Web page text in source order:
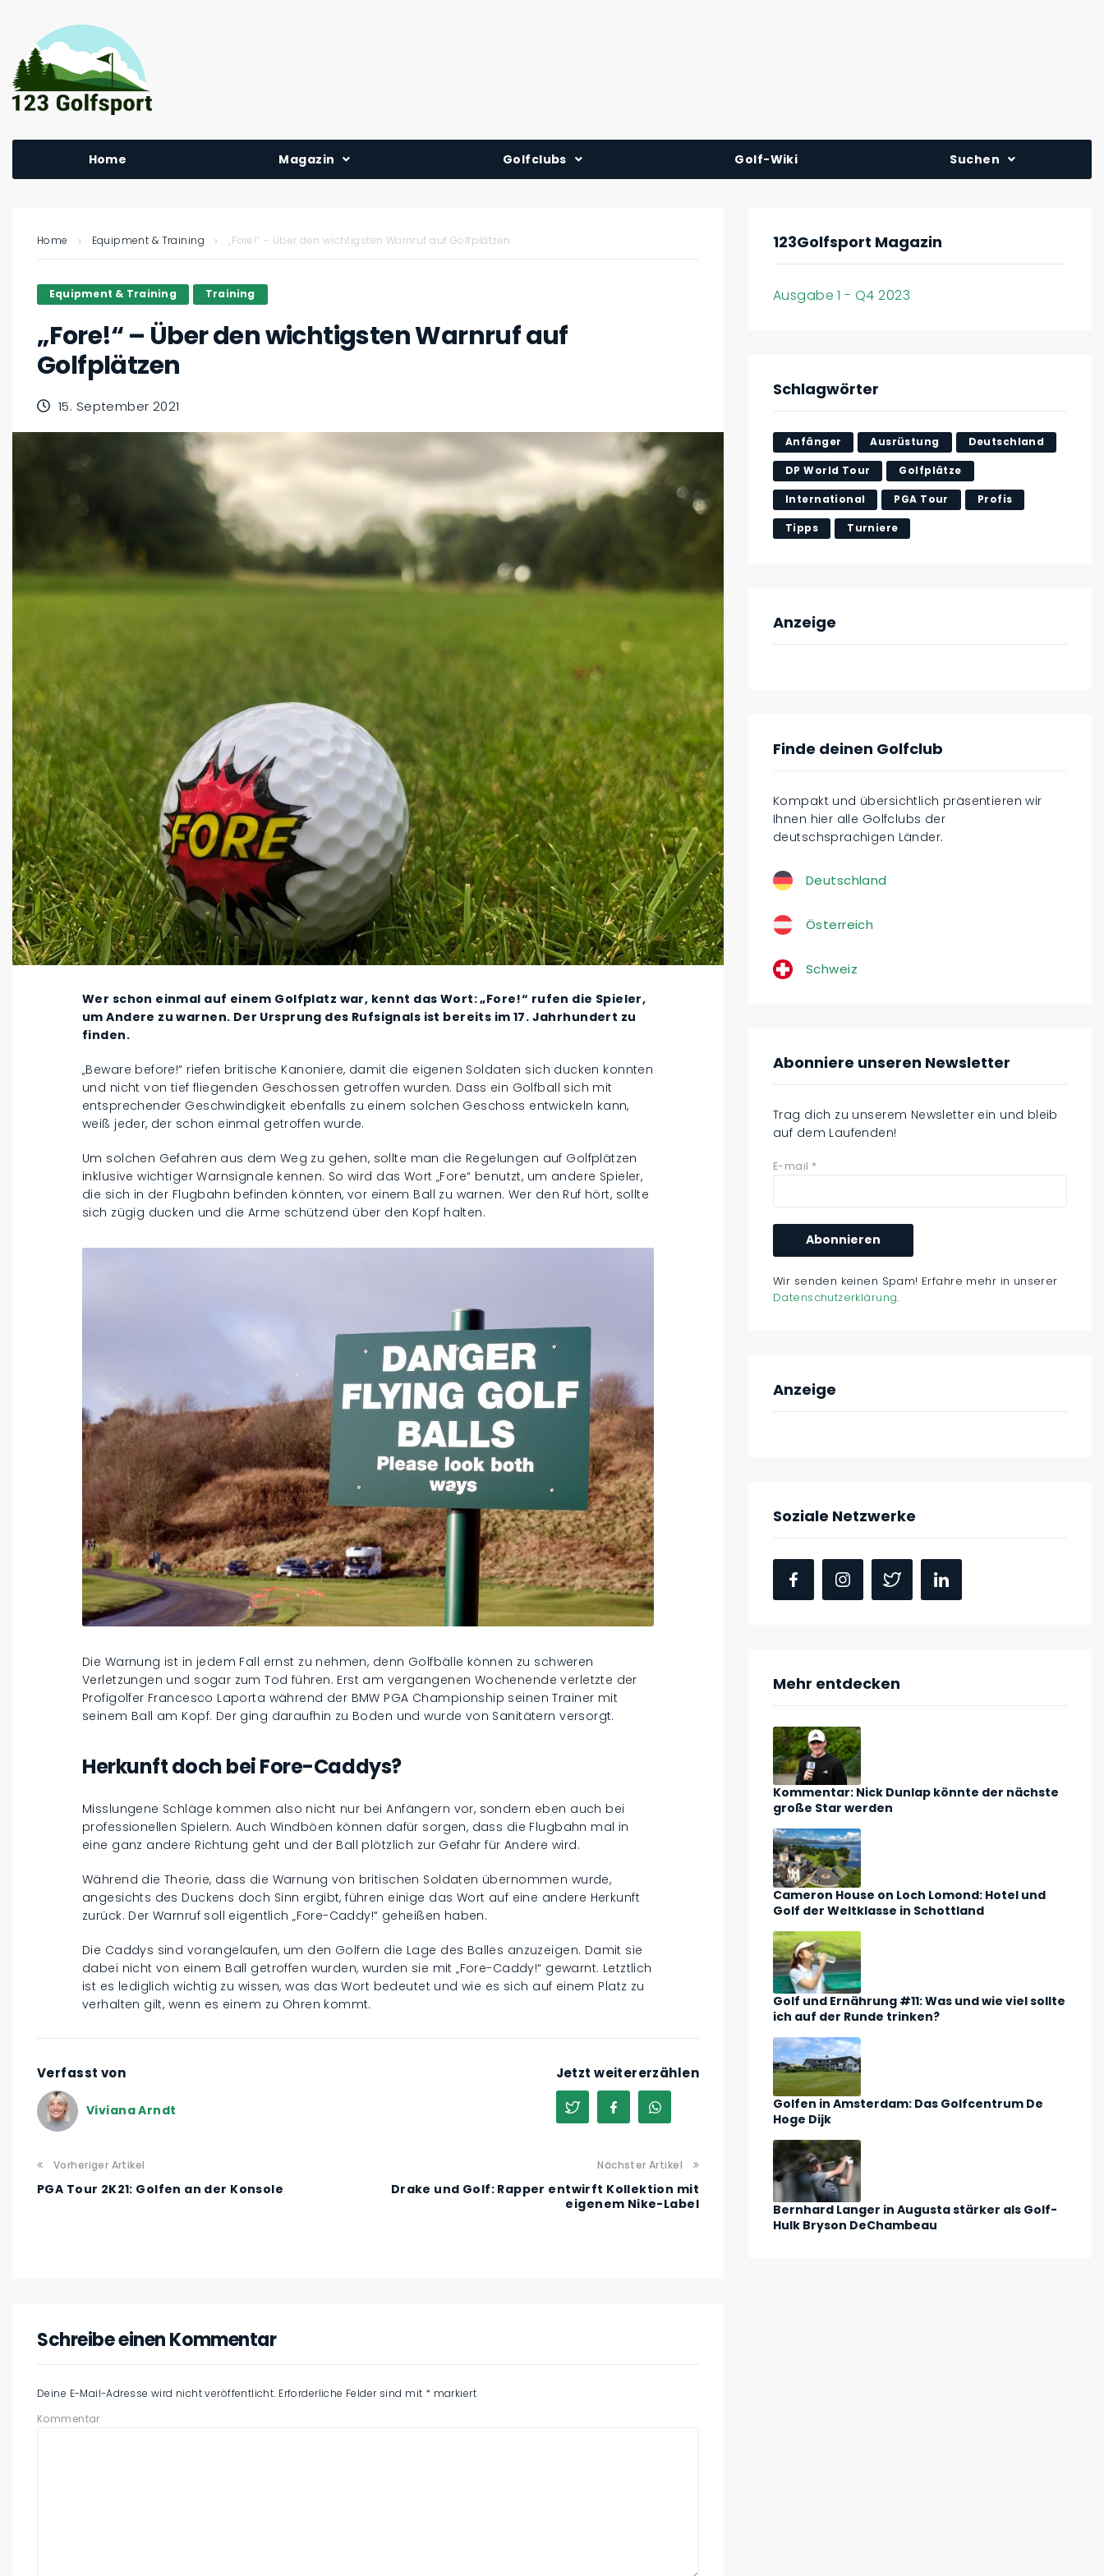
Home Magazin
Golfclubs
Golf-Wiki Suchen
Home Equipment & Training „Fore!“ – Über den wichtigsten Warnruf auf Golfplätzen
Equipment & Training Training
„Fore!“ – Über den wichtigsten Warnruf auf
Golfplätzen
15. September 2021
Wer schon einmal auf einem Golfplatz war, kennt das Wort: „Fore!“ rufen die Spieler,
um Andere zu warnen. Der Ursprung des Rufsignals ist bereits im 17. Jahrhundert zu
finden.
„Beware before!“ riefen britische Kanoniere, damit die eigenen Soldaten sich ducken konnten
und nicht von tief fliegenden Geschossen getroffen wurden. Dass ein Golfball sich mit
entsprechender Geschwindigkeit ebenfalls zu einem solchen Geschoss entwickeln kann,
weiß jeder, der schon einmal getroffen wurde.
Um solchen Gefahren aus dem Weg zu gehen, sollte man die Regelungen auf Golfplätzen
inklusive wichtiger Warnsignale kennen. So wird das Wort „Fore“ benutzt, um andere Spieler,
die sich in der Flugbahn befinden könnten, vor einem Ball zu warnen. Wer den Ruf hört, sollte
sich zügig ducken und die Arme schützend über den Kopf halten.
Die Warnung ist in jedem Fall ernst zu nehmen, denn Golfbälle können zu schweren
Verletzungen und sogar zum Tod führen. Erst am vergangenen Wochenende verletzte der
Profigolfer Francesco Laporta während der BMW PGA Championship seinen Trainer mit
seinem Ball am Kopf. Der ging daraufhin zu Boden und wurde von Sanitätern versorgt.
Herkunft doch bei Fore-Caddys?
Misslungene Schläge kommen also nicht nur bei Anfängern vor, sondern eben auch bei
professionellen Spielern. Auch Windböen können dafür sorgen, dass die Flugbahn mal in
eine ganz andere Richtung geht und der Ball plötzlich zur Gefahr für Andere wird.
Während die Theorie, dass die Warnung von britischen Soldaten übernommen wurde,
angesichts des Duckens doch Sinn ergibt, führen einige das Wort auf eine andere Herkunft
zurück. Der Warnruf soll eigentlich „Fore-Caddy!“ geheißen haben.
Die Caddys sind vorangelaufen, um den Golfern die Lage des Balles anzuzeigen. Damit sie
dabei nicht von einem Ball getroffen wurden, wurden sie mit „Fore-Caddy!“ gewarnt. Letztlich
ist es lediglich wichtig zu wissen, was das Wort bedeutet und wie es sich auf einem Platz zu
verhalten gilt, wenn es einem zu Ohren kommt.
Verfasst von
Viviana Arndt
Jetzt weitererzählen
Vorheriger Artikel
PGA Tour 2K21: Golfen an der Konsole
Nächster Artikel
Drake und Golf: Rapper entwirft Kollektion mit
eigenem Nike-Label
Schreibe einen Kommentar
Deine E-Mail-Adresse wird nicht veröffentlicht. Erforderliche Felder sind mit * markiert
Kommentar
123Golfsport Magazin
Ausgabe 1 - Q4 2023
Schlagwörter
Anfänger Ausrüstung Deutschland
DP World Tour Golfplätze
International PGA Tour Profis
Tipps Turniere
Anzeige
Finde deinen Golfclub
Kompakt und übersichtlich präsentieren wir
Ihnen hier alle Golfclubs der
deutschsprachigen Länder.
Deutschland
Österreich
Schweiz
Abonniere unseren Newsletter
Trag dich zu unserem Newsletter ein und bleib
auf dem Laufenden!
E-mail *
Wir senden keinen Spam! Erfahre mehr in unserer
Datenschutzerklärung.
Anzeige
Soziale Netzwerke
Mehr entdecken
Kommentar: Nick Dunlap könnte der nächste
große Star werden
Cameron House on Loch Lomond: Hotel und
Golf der Weltklasse in Schottland
Golf und Ernährung #11: Was und wie viel sollte
ich auf der Runde trinken?
Golfen in Amsterdam: Das Golfcentrum De
Hoge Dijk
Bernhard Langer in Augusta stärker als Golf-
Hulk Bryson DeChambeau